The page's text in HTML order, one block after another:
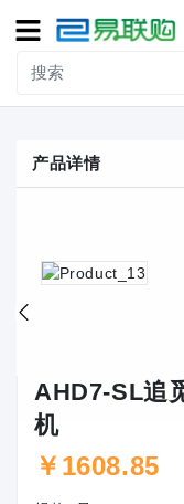
导
航
接线端子
联系我们
产品详情
AHD7-SL追
机
￥1608.85